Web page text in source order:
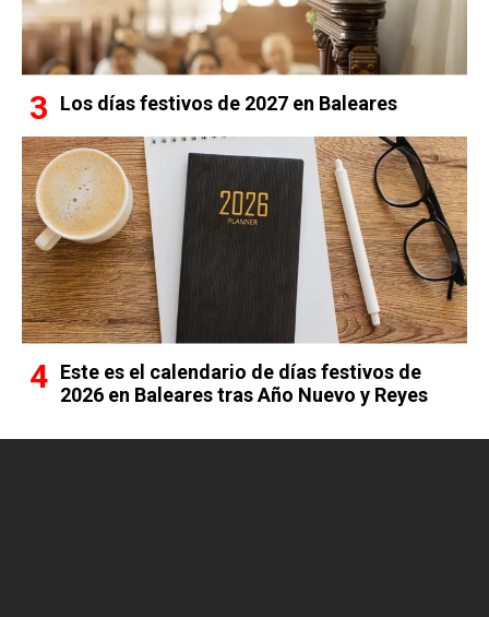
Los días festivos de 2027 en Baleares
Este es el calendario de días festivos de
2026 en Baleares tras Año Nuevo y Reyes